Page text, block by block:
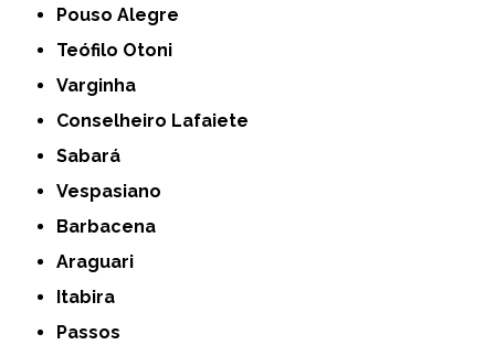
Pouso Alegre
Teófilo Otoni
Varginha
Conselheiro Lafaiete
Sabará
Vespasiano
Barbacena
Araguari
Itabira
Passos